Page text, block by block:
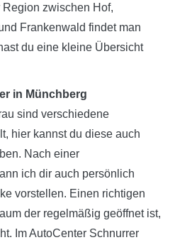
zwischen Hof,
Frankenwald findet man
du eine kleine Übersicht
in Münchberg
sind verschiedene
hier kannst du diese auch
Nach einer
ich dir auch persönlich
vorstellen. Einen richtigen
der regelmäßig geöffnet ist,
Im AutoCenter Schnurrer